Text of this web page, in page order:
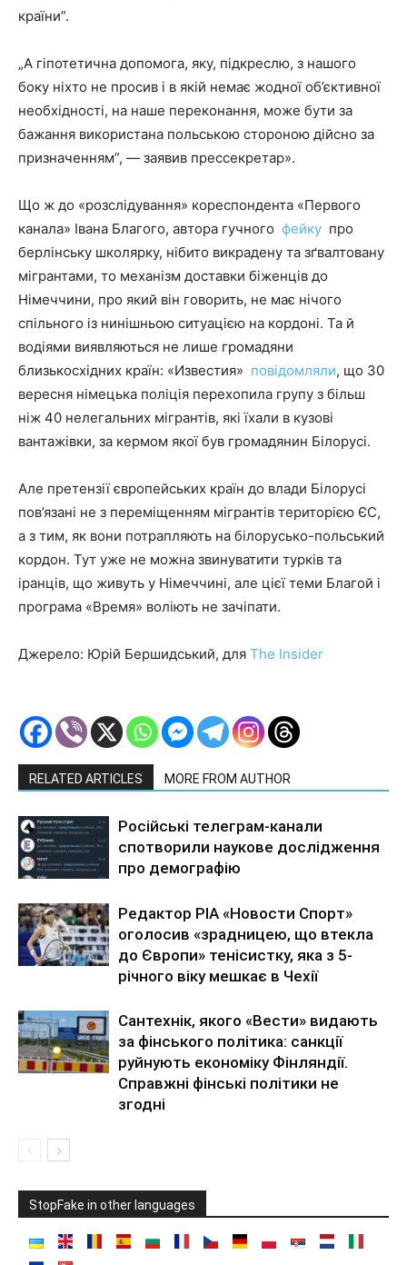
країни”.
„А гіпотетична допомога, яку, підкреслю, з нашого
боку ніхто не просив і в якій немає жодної об’єктивної
необхідності, на наше переконання, може бути за
бажання використана польською стороною дійсно за
призначенням”, — заявив прессекретар».
Що ж до «розслідування» кореспондента «Первого
канала» Івана Благого, автора гучного фейку про
берлінську школярку, нібито викрадену та зґвалтовану
мігрантами, то механізм доставки біженців до
Німеччини, про який він говорить, не має нічого
спільного із нинішньою ситуацією на кордоні. Та й
водіями виявляються не лише громадяни
близькосхідних країн: «Известия» повідомляли, що 30
вересня німецька поліція перехопила групу з більш
ніж 40 нелегальних мігрантів, які їхали в кузові
вантажівки, за кермом якої був громадянин Білорусі.
Але претензії європейських країн до влади Білорусі
пов’язані не з переміщенням мігрантів територією ЄС,
а з тим, як вони потрапляють на білорусько-польський
кордон. Тут уже не можна звинуватити турків та
іранців, що живуть у Німеччині, але цієї теми Благой і
програма «Время» воліють не зачіпати.
Джерело: Юрій Бершидський, для The Insider
RELATED ARTICLES MORE FROM AUTHOR
Російські телеграм-канали
спотворили наукове дослідження
про демографію
Редактор РІА «Новости Спорт»
оголосив «зрадницею, що втекла
до Європи» тенісистку, яка з 5-
річного віку мешкає в Чехії
Сантехнік, якого «Вести» видають
за фінського політика: санкції
руйнують економіку Фінляндії.
Справжні фінські політики не
згодні
StopFake in other languages